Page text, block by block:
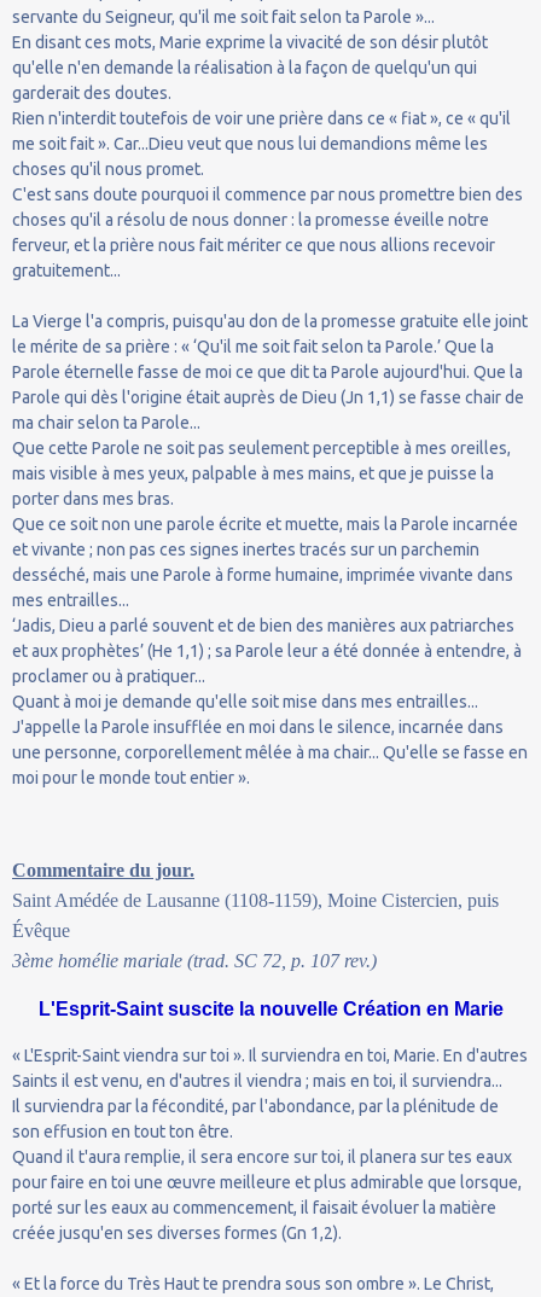
servante du Seigneur, qu'il me soit fait selon ta Parole »...
En disant ces mots, Marie exprime la vivacité de son désir plutôt
qu'elle n'en demande la réalisation à la façon de quelqu'un qui
garderait des doutes.
Rien n'interdit toutefois de voir une prière dans ce « fiat », ce « qu'il
me soit fait ». Car...Dieu veut que nous lui demandions même les
choses qu'il nous promet.
C'est sans doute pourquoi il commence par nous promettre bien des
choses qu'il a résolu de nous donner : la promesse éveille notre
ferveur, et la prière nous fait mériter ce que nous allions recevoir
gratuitement...
La Vierge l'a compris, puisqu'au don de la promesse gratuite elle joint
le mérite de sa prière : « ‘Qu'il me soit fait selon ta Parole.’ Que la
Parole éternelle fasse de moi ce que dit ta Parole aujourd'hui. Que la
Parole qui dès l'origine était auprès de Dieu (Jn 1,1) se fasse chair de
ma chair selon ta Parole...
Que cette Parole ne soit pas seulement perceptible à mes oreilles,
mais visible à mes yeux, palpable à mes mains, et que je puisse la
porter dans mes bras.
Que ce soit non une parole écrite et muette, mais la Parole incarnée
et vivante ; non pas ces signes inertes tracés sur un parchemin
desséché, mais une Parole à forme humaine, imprimée vivante dans
mes entrailles...
‘Jadis, Dieu a parlé souvent et de bien des manières aux patriarches
et aux prophètes’ (He 1,1) ; sa Parole leur a été donnée à entendre, à
proclamer ou à pratiquer...
Quant à moi je demande qu'elle soit mise dans mes entrailles...
J'appelle la Parole insufflée en moi dans le silence, incarnée dans
une personne, corporellement mêlée à ma chair... Qu'elle se fasse en
moi pour le monde tout entier ».
Commentaire du jour.
Saint Amédée de Lausanne (1108-1159), Moine Cistercien, puis
Évêque
3ème homélie mariale (trad. SC 72, p. 107 rev.)
L'Esprit-Saint suscite la nouvelle Création en Marie
« L'Esprit-Saint viendra sur toi ». Il surviendra en toi, Marie. En d'autres
Saints il est venu, en d'autres il viendra ; mais en toi, il surviendra...
Il surviendra par la fécondité, par l'abondance, par la plénitude de
son effusion en tout ton être.
Quand il t'aura remplie, il sera encore sur toi, il planera sur tes eaux
pour faire en toi une œuvre meilleure et plus admirable que lorsque,
porté sur les eaux au commencement, il faisait évoluer la matière
créée jusqu'en ses diverses formes (Gn 1,2).
« Et la force du Très Haut te prendra sous son ombre ». Le Christ,